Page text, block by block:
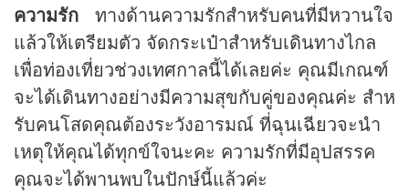
ความรัก ทางด้านความรักสําหรับคนที่มีหวานใจ
แล้วให้เตรียมตัว จัดกระเป๋าสําหรับเดินทางไกล
เพื่อท่องเที่ยวช่วงเทศกาลนี้ได้เลยค่ะ คุณมีเกณฑ์
จะได้เดินทางอย่างมีความสุขกับคู่ของคุณค่ะ สําห
รับคนโสดคุณต้องระวังอารมณ์ ที่ฉุนเฉียวจะนํา
เหตุให้คุณได้ทุกข์ใจนะคะ ความรักที่มีอุปสรรค
คุณจะได้พานพบในปักษ์นี้แล้วค่ะ